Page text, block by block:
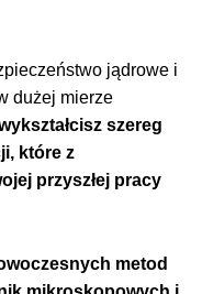
jądrowe i
dużej mierze
szereg
które z
przyszłej pracy
metod